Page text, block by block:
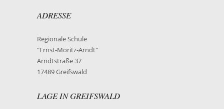
ADRESSE
Regionale Schule
"Ernst-Moritz-Arndt"
Arndtstraße 37
17489 Greifswald
LAGE IN GREIFSWALD